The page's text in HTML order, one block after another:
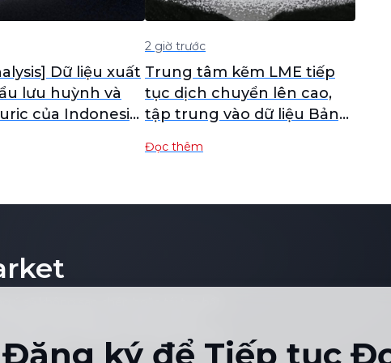
Dữ liệu xuất
lưu huỳnh và
của Indonesia
2 giờ trước
Trung tâm kẽm LME tiếp
tục dịch chuyển lên cao,
tập trung vào dữ liệu Bảng
tới [Biên bản họp buổi sáng
Đọc thêm
Đăng ký để Tiếp tục
bản.